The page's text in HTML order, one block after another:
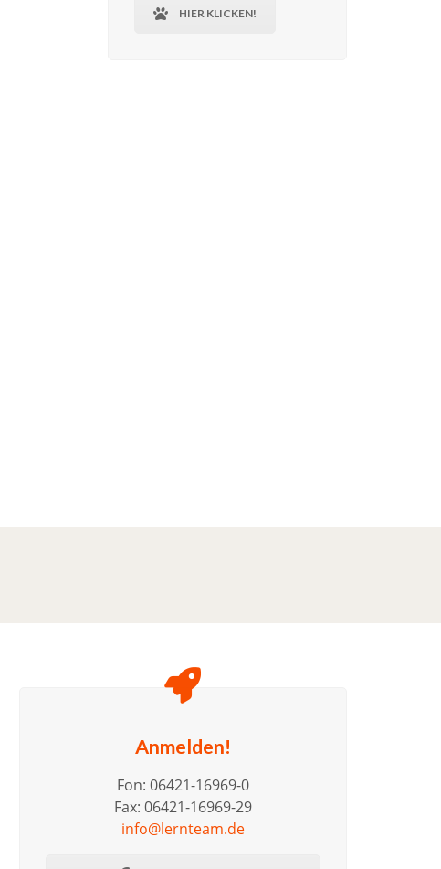
HIER KLICKEN!
Anmelden!
Fon: 06421-16969-0
Fax: 06421-16969-29
info@lernteam.de